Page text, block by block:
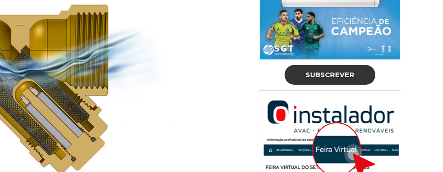
SUBSCREVER